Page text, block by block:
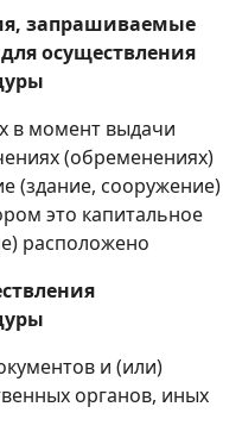
запрашиваемые
осуществления
в момент выдачи
(обременениях)
(здание, сооружение)
это капитальное
расположено
и (или)
органов, иных
расконсервации,
предприятий,
месторождений
ископаемых (их
ископаемых
предоставлении
в установленном
горный
предоставлении
с выдачей в
акта,
отвод